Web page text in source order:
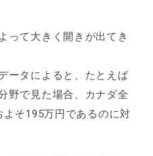
って大きく開きが出てき
ータによると、たとえば
野で見た場合、カナダ全
そ195万円であるのに対